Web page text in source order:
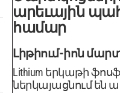
արեւային
համար
Լիթիում-իոն
Lithium երկաթի
ներկայացնում են